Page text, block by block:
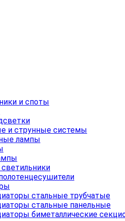
и споты
и струнные системы
лампы
стальные трубчатые
стальные панельные
биметаллические